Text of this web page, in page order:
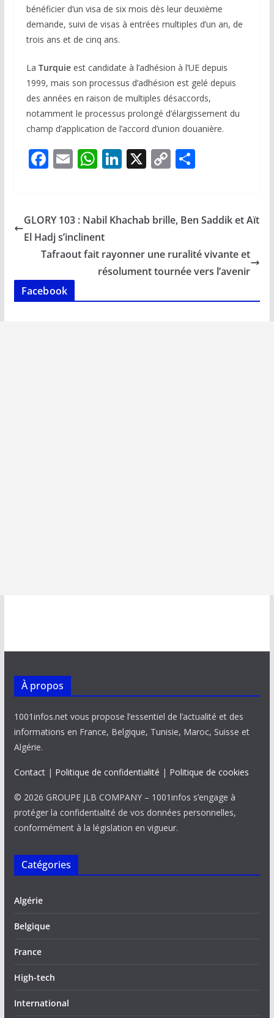
bénéficier d’un visa de six mois dès leur deuxième
demande, suivi de visas à entrées multiples d’un an, de
trois ans et de cinq ans.
La Turquieest candidate à l’adhésion à l’UE depuis
1999, mais son processus d’adhésion est gelé depuis
des années en raison de multiples désaccords,
notamment le processus prolongé d’élargissement du
champ d’application de l’accord d’union douanière.
F
b
o
o
k
E
l
W
s
A
p
p
Li
e
n
X C
y
n
k
P
g
GLORY 103 : Nabil Khachab brille, Ben Saddik et Aït
El Hadj s’inclinent
Tafraout fait rayonner une ruralité vivante et
résolument tournée vers l’avenir
Facebook
À propos
1001infos.net vous propose l’essentiel de l’actualité et des
informations en France, Belgique, Tunisie, Maroc, Suisse et
Algérie.
Contact| Politique de confidentialité | Politique de cookies
© 2026 GROUPE JLB COMPANY – 1001infos s’engage à
protéger la confidentialité de vos données personnelles,
conformément à la législation en vigueur.
Catégories
Algérie
Belgique
France
High-tech
International